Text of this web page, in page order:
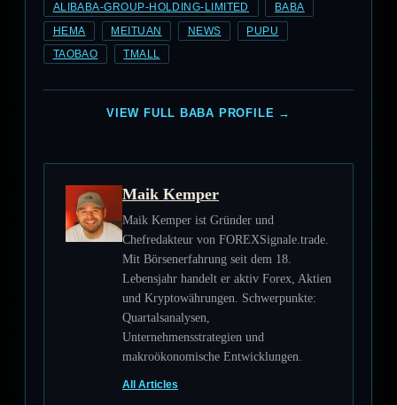
ALIBABA-GROUP-HOLDING-LIMITED BABA
HEMA MEITUAN NEWS PUPU
TAOBAO TMALL
VIEW FULL BABA PROFILE →
Maik Kemper
Maik Kemper ist Gründer und
Chefredakteur von FOREXSignale.trade.
Mit Börsenerfahrung seit dem 18.
Lebensjahr handelt er aktiv Forex, Aktien
und Kryptowährungen. Schwerpunkte:
Quartalsanalysen,
Unternehmensstrategien und
makroökonomische Entwicklungen.
All Articles